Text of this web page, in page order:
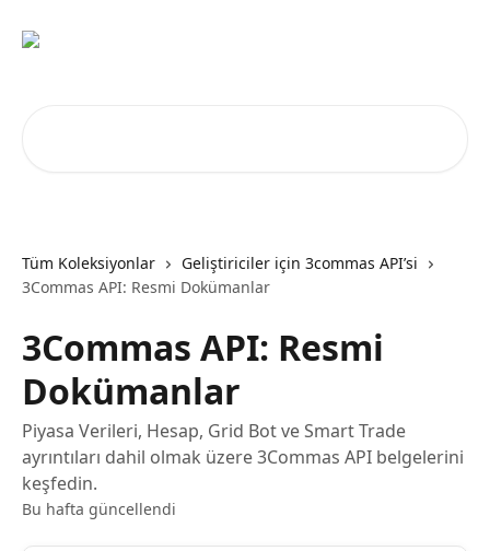
Tüm Koleksiyonlar
Geliştiriciler için 3commas API’si
3Commas API: Resmi Dokümanlar
3Commas API: Resmi
Dokümanlar
Piyasa Verileri, Hesap, Grid Bot ve Smart Trade
ayrıntıları dahil olmak üzere 3Commas API belgelerini
keşfedin.
Bu hafta güncellendi